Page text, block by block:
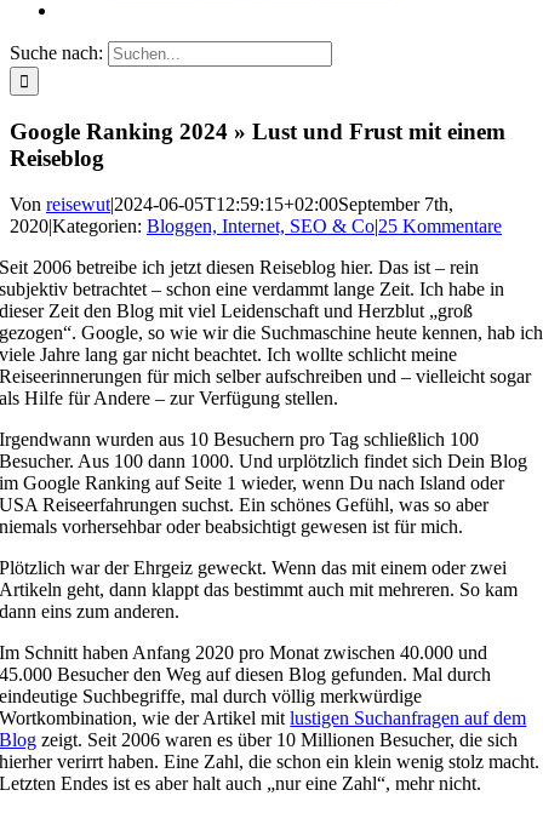
Suche nach:
Google Ranking 2024 » Lust und Frust mit einem
Reiseblog
Von reisewut|2024-06-05T12:59:15+02:00September 7th,
2020|Kategorien: Bloggen, Internet, SEO & Co|25 Kommentare
Seit 2006 betreibe ich jetzt diesen Reiseblog hier. Das ist – rein
subjektiv betrachtet – schon eine verdammt lange Zeit. Ich habe in
dieser Zeit den Blog mit viel Leidenschaft und Herzblut „groß
gezogen“. Google, so wie wir die Suchmaschine heute kennen, hab ich
viele Jahre lang gar nicht beachtet. Ich wollte schlicht meine
Reiseerinnerungen für mich selber aufschreiben und – vielleicht sogar
als Hilfe für Andere – zur Verfügung stellen.
Irgendwann wurden aus 10 Besuchern pro Tag schließlich 100
Besucher. Aus 100 dann 1000. Und urplötzlich findet sich Dein Blog
im Google Ranking auf Seite 1 wieder, wenn Du nach Island oder
USA Reiseerfahrungen suchst. Ein schönes Gefühl, was so aber
niemals vorhersehbar oder beabsichtigt gewesen ist für mich.
Plötzlich war der Ehrgeiz geweckt. Wenn das mit einem oder zwei
Artikeln geht, dann klappt das bestimmt auch mit mehreren. So kam
dann eins zum anderen.
Im Schnitt haben Anfang 2020 pro Monat zwischen 40.000 und
45.000 Besucher den Weg auf diesen Blog gefunden. Mal durch
eindeutige Suchbegriffe, mal durch völlig merkwürdige
Wortkombination, wie der Artikel mitlustigen Suchanfragen auf dem
Blog zeigt. Seit 2006 waren es über 10 Millionen Besucher, die sich
hierher verirrt haben. Eine Zahl, die schon ein klein wenig stolz macht.
Letzten Endes ist es aber halt auch „nur eine Zahl“, mehr nicht.